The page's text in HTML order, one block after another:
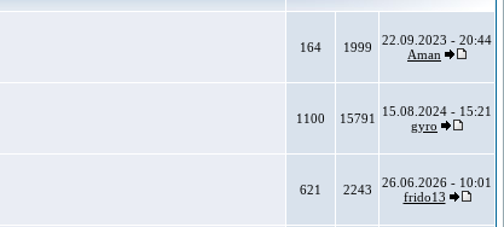
164 1999
22.09.2023 - 20:44
Aman
1100 15791
15.08.2024 - 15:21
gyro
621 2243
26.06.2026 - 10:01
frido13